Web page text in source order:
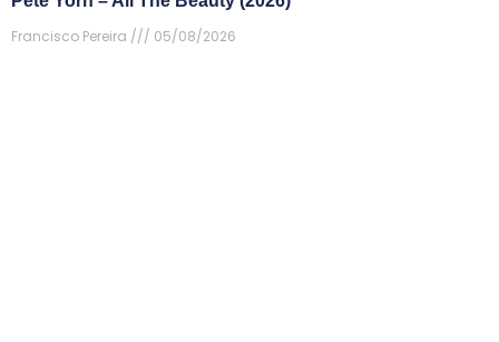
Francisco Pereira
05/08/2026